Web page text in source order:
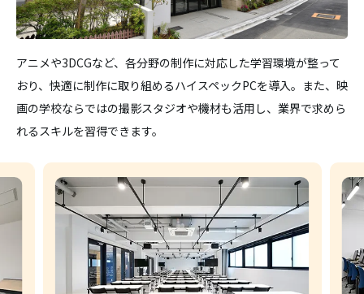
アニメや3DCGなど、各分野の制作に対応した学習環境が整って
おり、快適に制作に取り組めるハイスペックPCを導入。また、映
画の学校ならではの撮影スタジオや機材も活用し、業界で求めら
れるスキルを習得できます。